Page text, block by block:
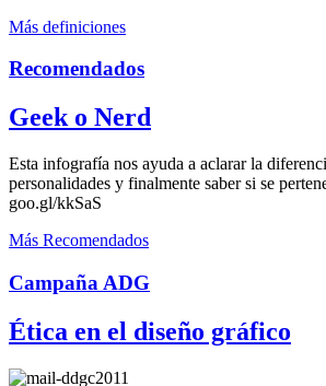
Más definiciones
Recomendados
Geek o Nerd
Esta infografía nos ayuda a aclarar la
personalidades y finalmente saber si se
goo.gl/kkSaS
Más Recomendados
Campaña ADG
Ética en el diseño gráfico